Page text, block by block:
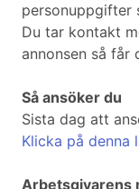
personuppgifter
Du tar kontakt
annonsen så får
Så ansöker du
Sista dag att
Klicka på denna
Arbetsgivarens